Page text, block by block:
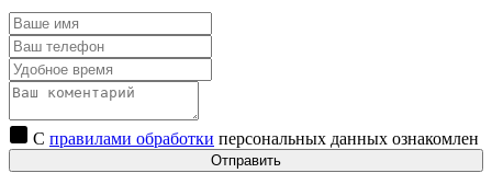
С правилами обработки персональных данных ознакомлен
Отправить